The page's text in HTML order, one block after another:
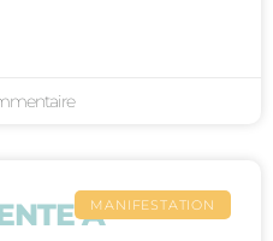
MANIFESTATION
À